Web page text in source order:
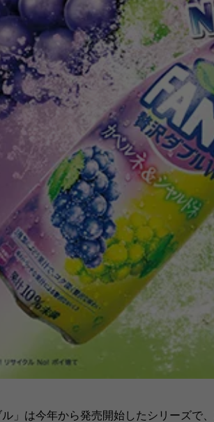
ル」は今年から発売開始したシリーズで